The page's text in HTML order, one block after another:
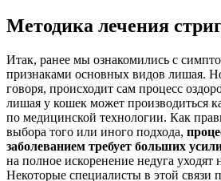
Методика лечения
Итак, ранее мы ознакомились с
признаками основных видов лишая.
говоря, происходит сам процесс
лишая у кошек может производиться
по медицинской технологии. Как
выбора того или иного подхода,
заболеванием требует больших
на полное искоренение недуга
Некоторые специалисты в этой связи